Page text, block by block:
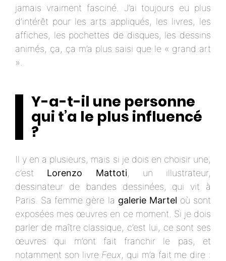
jamais vraiment fasciné. J’ai toujours eu plus
d’intérêt pour les arts appliqués, les livres, les
affiches, les pochettes de disques, les dessins
animés, ça, ça m’a plus saisi que le « grand art
».
Y-a-t-il une personne
qui t’a le plus influencé
?
Il y en a plusieurs, mais si je dois en choisir une,
c’est Lorenzo Mattoti, un illustrateur,
dessinateur de bandes dessinées, qui vit à
Paris. Sa femme gère la galerie Martel où sont
exposées mes œuvres en ce moment. Si je dois
parler de maître classique, c’est lui, ce sont ses
œuvres qui m’ont fait franchir le pas, et
notamment son livre Feux, qui m’a fait me dire :